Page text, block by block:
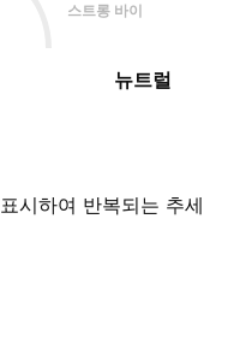
스트롱 바이
뉴트럴
시하여 반복되는 추세